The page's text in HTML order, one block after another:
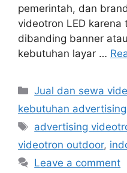
pemerintah, dan
videotron LED karena
dibanding banner
kebutuhan layar …
Categories
Jual dan sewa
kebutuhan advertising
Tags
advertising
videotron outdoor,
Leave a comment